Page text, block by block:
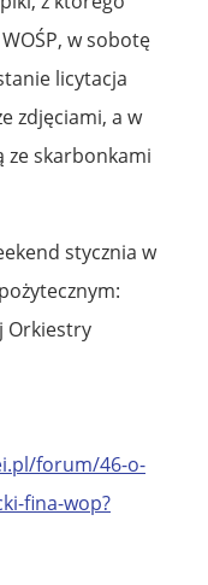
w sobotę
licytacja
zdjęciami, a w
ze skarbonkami
stycznia w
Orkiestry
forum/46-o-
fina-wop?